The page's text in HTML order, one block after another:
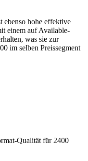
hohe effektive
einem auf Available-
was sie zur
im selben Preissegment
Qualität für 2400